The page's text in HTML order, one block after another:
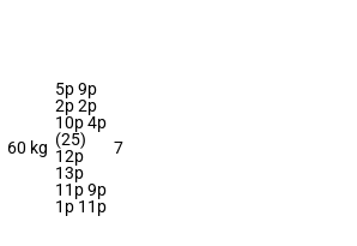
60 kg
5p 9p
2p 2p
10p 4p
(25)
12p
13p
11p 9p
1p 11p
7